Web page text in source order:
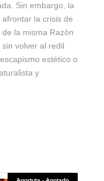
Sin embargo, la
la crisis de
la misma Razón
volver al redil
estético o
y